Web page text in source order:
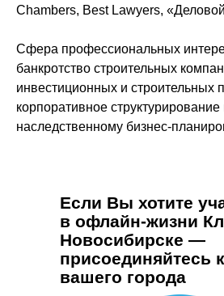
Chambers, Best Lawyers,
Сфера профессиональных
банкротство строительных
инвестиционных и строительных
корпоративное
наследственному бизнес-
Если Вы хотите
в офлайн-жизни
Новосибирске —
присоединяйтесь
вашего города